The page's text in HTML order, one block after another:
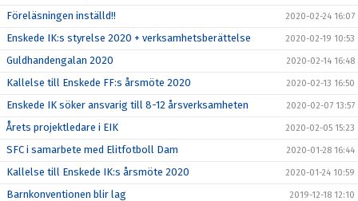
Föreläsningen inställd!! 2020-02-24 16:07
Enskede IK:s styrelse 2020 + verksamhetsberättelse 2020-02-19 10:53
Guldhandengalan 2020 2020-02-14 16:48
Kallelse till Enskede FF:s årsmöte 2020 2020-02-13 16:50
Enskede IK söker ansvarig till 8-12 årsverksamheten 2020-02-07 13:57
Årets projektledare i EIK 2020-02-05 15:23
SFC i samarbete med Elitfotboll Dam 2020-01-28 16:44
Kallelse till Enskede IK:s årsmöte 2020 2020-01-24 10:59
Barnkonventionen blir lag 2019-12-18 12:10